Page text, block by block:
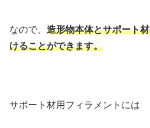
なので、 造形物本体とサポート
けることができます。
サポート材用フィラメントには